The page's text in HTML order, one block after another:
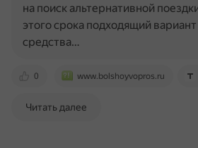
0 www.bolshoyvopros.ru
на поиск альтернативной
этого срока подходящий
средства…
Читать далее